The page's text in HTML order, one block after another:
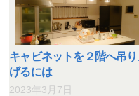
キャビネットを２階へ吊
げるには
2023年3月7日